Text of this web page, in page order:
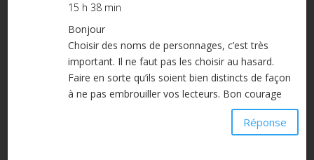
15 h 38 min
Bonjour
Choisir des noms de personnages, c’est très
important. Il ne faut pas les choisir au hasard.
Faire en sorte qu’ils soient bien distincts de façon
à ne pas embrouiller vos lecteurs. Bon courage
Réponse